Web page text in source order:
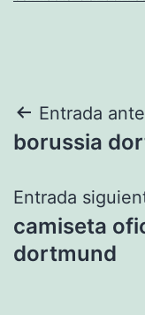
de
entradas
Entrada
borussia
Entrada
camiseta
dortmund